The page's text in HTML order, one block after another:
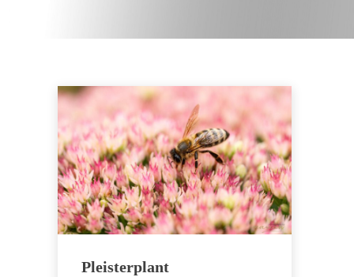
Pleisterplant